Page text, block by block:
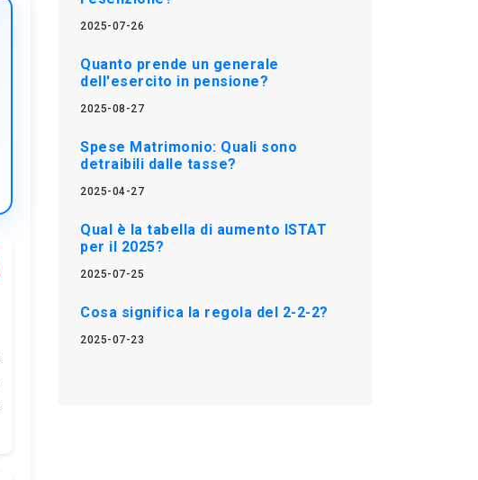
2025-07-26
Quanto prende un generale
dell'esercito in pensione?
2025-08-27
Spese Matrimonio: Quali sono
detraibili dalle tasse?
2025-04-27
Qual è la tabella di aumento ISTAT
per il 2025?
2025-07-25
Cosa significa la regola del 2-2-2?
2025-07-23